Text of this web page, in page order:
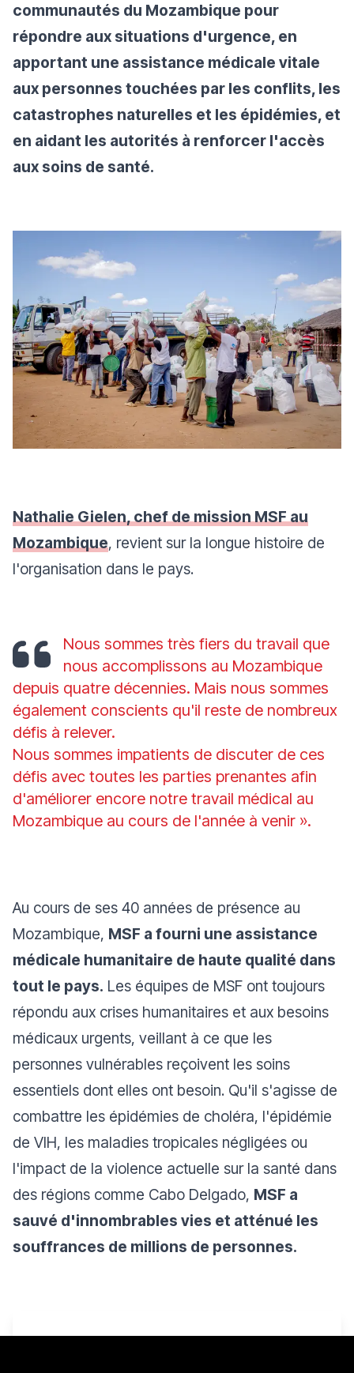
communautés du Mozambique pour
répondre aux situations d'urgence, en
apportant une assistance médicale vitale
aux personnes touchées par les conflits, les
catastrophes naturelles et les épidémies, et
en aidant les autorités à renforcer l'accès
aux soins de santé.
Nathalie Gielen, chef de mission MSF au
Mozambique, revient sur la longue histoire de
l'organisation dans le pays.
Nous sommes très fiers du travail que
nous accomplissons au Mozambique
depuis quatre décennies. Mais nous sommes
également conscients qu'il reste de nombreux
défis à relever.
Nous sommes impatients de discuter de ces
défis avec toutes les parties prenantes afin
d'améliorer encore notre travail médical au
Mozambique au cours de l'année à venir ».
Au cours de ses 40 années de présence au
Mozambique, MSF a fourni une assistance
médicale humanitaire de haute qualité dans
tout le pays. Les équipes de MSF ont toujours
répondu aux crises humanitaires et aux besoins
médicaux urgents, veillant à ce que les
personnes vulnérables reçoivent les soins
essentiels dont elles ont besoin. Qu'il s'agisse de
combattre les épidémies de choléra, l'épidémie
de VIH, les maladies tropicales négligées ou
l'impact de la violence actuelle sur la santé dans
des régions comme Cabo Delgado, MSF a
sauvé d'innombrables vies et atténué les
souffrances de millions de personnes.